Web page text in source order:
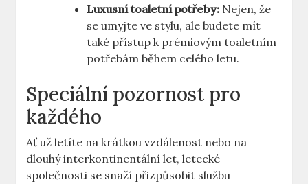
Luxusní toaletní potřeby: Nejen, ‍že
se ​umyjte ve stylu,‌ ale budete ‌mít
⁢také přístup k prémiovým toaletním
potřebám během ‌celého letu.
Speciální⁣ pozornost⁤ pro
každého
Ať už letíte​ na krátkou ‌vzdálenost nebo na
dlouhý interkontinentální let, letecké
společnosti se‍ snaží ⁤přizpůsobit službu